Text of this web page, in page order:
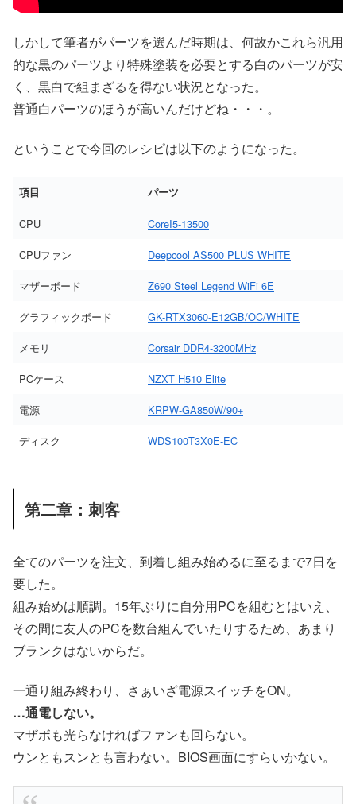
しかして筆者がパーツを選んだ時期は、何故かこれら汎用
的な黒のパーツより特殊塗装を必要とする白のパーツが安
く、黒白で組まざるを得ない状況となった。
普通白パーツのほうが高いんだけどね・・・。
ということで今回のレシピは以下のようになった。
項目 パーツ
CPU CoreI5-13500
CPUファン Deepcool AS500 PLUS WHITE
マザーボード Z690 Steel Legend WiFi 6E
グラフィックボード GK-RTX3060-E12GB/OC/WHITE
メモリ Corsair DDR4-3200MHz
PCケース NZXT H510 Elite
電源 KRPW-GA850W/90+
ディスク WDS100T3X0E-EC
第二章：刺客
全てのパーツを注文、到着し組み始めるに至るまで7日を
要した。
組み始めは順調。15年ぶりに自分用PCを組むとはいえ、
その間に友人のPCを数台組んでいたりするため、あまり
ブランクはないからだ。
一通り組み終わり、さぁいざ電源スイッチをON。
…通電しない。
マザボも光らなければファンも回らない。
ウンともスンとも言わない。BIOS画面にすらいかない。